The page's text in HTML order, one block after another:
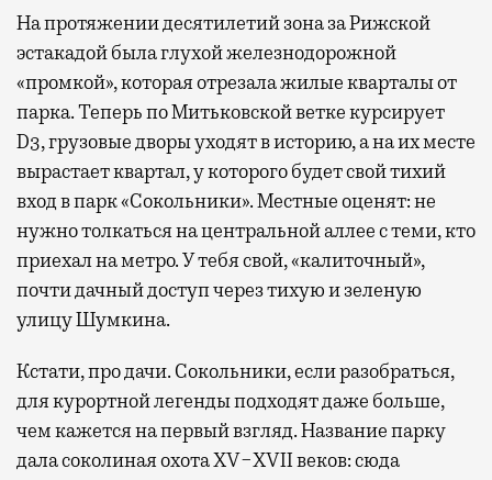
На протяжении десятилетий зона за Рижской
эстакадой была глухой железнодорожной
«промкой», которая отрезала жилые кварталы от
парка. Теперь по Митьковской ветке курсирует
D3, грузовые дворы уходят в историю, а на их месте
вырастает квартал, у которого будет свой тихий
вход в парк «Сокольники». Местные оценят: не
нужно толкаться на центральной аллее с теми, кто
приехал на метро. У тебя свой, «калиточный»,
почти дачный доступ через тихую и зеленую
улицу Шумкина.
Кстати, про дачи. Сокольники, если разобраться,
для курортной легенды подходят даже больше,
чем кажется на первый взгляд. Название парку
дала соколиная охота XV−XVII веков: сюда